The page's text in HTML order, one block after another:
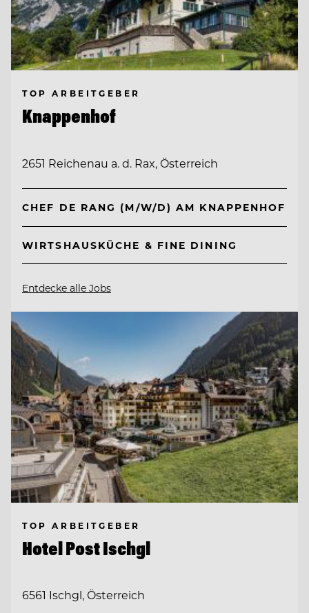
TOP ARBEITGEBER
Knappenhof
2651 Reichenau a. d. Rax, Österreich
CHEF DE RANG (M/W/D) AM KNAPPENHOF
WIRTSHAUSKÜCHE & FINE DINING
Entdecke alle Jobs
TOP ARBEITGEBER
Hotel Post Ischgl
6561 Ischgl, Österreich